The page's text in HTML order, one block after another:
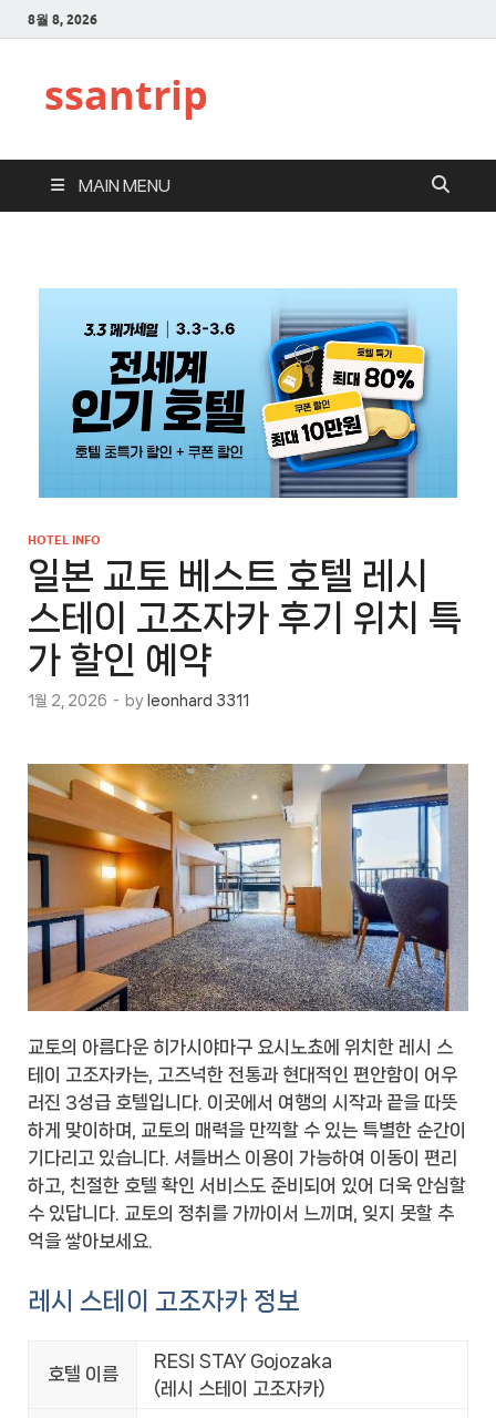
8월 8, 2026
ssantrip
MAIN MENU
HOTEL INFO
일본 교토 베스트 호텔 레시
스테이 고조자카 후기 위치 특
가 할인 예약
1월 2, 2026 - by leonhard 3311
교토의 아름다운 히가시야마구 요시노쵸에 위치한 레시 스
테이 고조자카는, 고즈넉한 전통과 현대적인 편안함이 어우
러진 3성급 호텔입니다. 이곳에서 여행의 시작과 끝을 따뜻
하게 맞이하며, 교토의 매력을 만끽할 수 있는 특별한 순간이
기다리고 있습니다. 셔틀버스 이용이 가능하여 이동이 편리
하고, 친절한 호텔 확인 서비스도 준비되어 있어 더욱 안심할
수 있답니다. 교토의 정취를 가까이서 느끼며, 잊지 못할 추
억을 쌓아보세요.
레시 스테이 고조자카 정보
호텔 이름
RESI STAY Gojozaka
(레시 스테이 고조자카)